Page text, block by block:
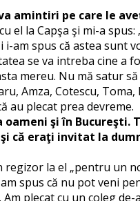
amintiri pe care le
la Capşa şi mi-a spus:
am spus că astea sunt
se va intreba cine a
mereu. Nu mă satur
Amza, Cotescu,
au plecat prea devreme.
şi în Bucureşti.
că eraţi invitat la
la el „pentru un
spus că nu pot veni
plecat cu un coleg